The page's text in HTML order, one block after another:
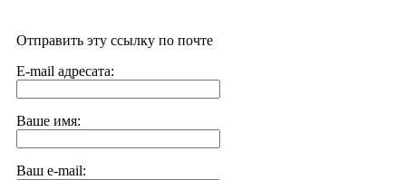
Отправить эту ссылку по почте
E-mail адресата:
Ваше имя:
Ваш e-mail: